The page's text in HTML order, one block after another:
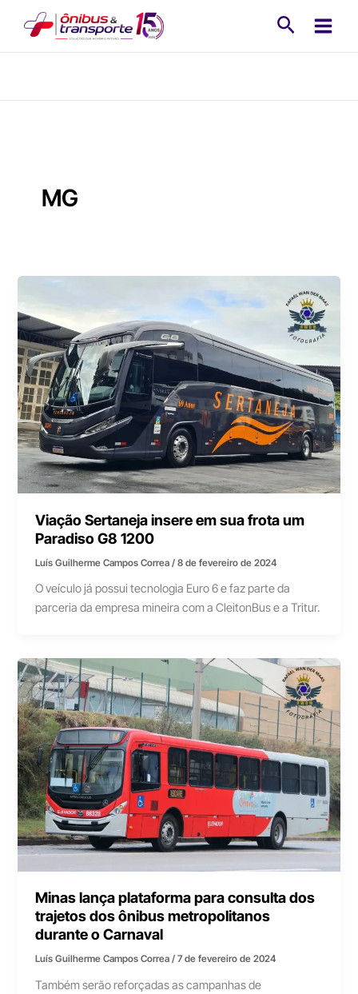
MG
Viação Sertaneja insere em sua frota um
Paradiso G8 1200
Luís Guilherme Campos Correa/8 de fevereiro de 2024
O veículo já possui tecnologia Euro 6 e faz parte da
parceria da empresa mineira com a CleitonBus e a Tritur.
Minas lança plataforma para consulta dos
trajetos dos ônibus metropolitanos
durante o Carnaval
Luís Guilherme Campos Correa/7 de fevereiro de 2024
Também serão reforçadas as campanhas de